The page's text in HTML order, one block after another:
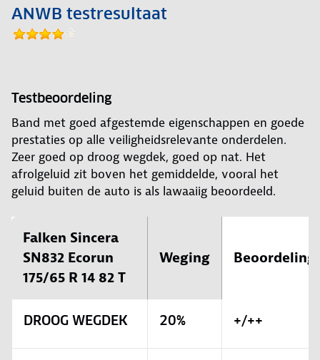
ANWB testresultaat
Testbeoordeling
Band met goed afgestemde eigenschappen en goede
prestaties op alle veiligheidsrelevante onderdelen.
Zeer goed op droog wegdek, goed op nat. Het
afrolgeluid zit boven het gemiddelde, vooral het
geluid buiten de auto is als lawaaiig beoordeeld.
Falken Sincera
SN832 Ecorun
175/65 R 14 82 T
Weging Beoordeling
DROOG WEGDEK 20% +/++